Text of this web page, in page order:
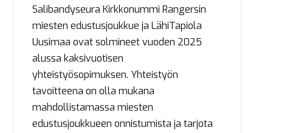
Salibandyseura Kirkkonummi Rangersin
miesten edustusjoukkue ja LähiTapiola
Uusimaa ovat solmineet vuoden 2025
alussa kaksivuotisen
yhteistyösopimuksen. Yhteistyön
tavoitteena on olla mukana
mahdollistamassa miesten
edustusjoukkueen onnistumista ja tarjota